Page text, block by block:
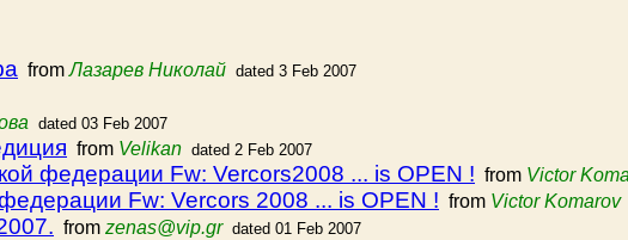
fromЛазарев Николай dated 3 Feb 2007
dated 03 Feb 2007
from Velikan dated 2 Feb 2007
федерации Fw: Vercors2008 ... is OPEN ! from Victor
Fw: Vercors 2008 ... is OPEN ! from Victor Komarov
from zenas@vip.gr dated 01 Feb 2007